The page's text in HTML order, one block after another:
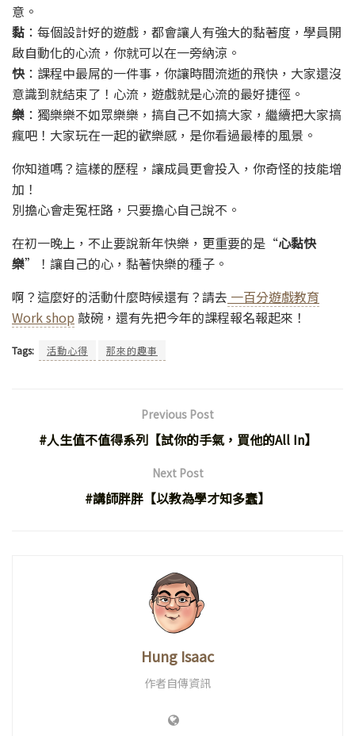
意。
黏 ：每個設計好的遊戲，都會讓人有強大的黏著度，學員開
啟自動化的心流，你就可以在一旁納涼。
快：課程中最屌的一件事，你讓時間流逝的飛快，大家還沒
意識到就結束了！心流，遊戲就是心流的最好捷徑。
樂 ：獨樂樂不如眾樂樂，搞自己不如搞大家，繼續把大家搞
瘋吧！大家玩在一起的歡樂感，是你看過最棒的風景。
你知道嗎？這樣的歷程，讓成員更會投入，你奇怪的技能增
加！
別擔心會走冤枉路，只要擔心自己說不。
在初一晚上，不止要說新年快樂，更重要的是“心黏快
樂”！讓自己的心，黏著快樂的種子。
啊？這麼好的活動什麼時候還有？請去 一百分遊戲教育
Work shop 敲碗，還有先把今年的課程報名報起來！
Tags: 活動心得 那來的趣事
Previous Post
#人生值不值得系列【試你的手氣，買他的All In】
Next Post
#講師胖胖【以教為學才知多蠢】
Hung Isaac
作者自傳資訊